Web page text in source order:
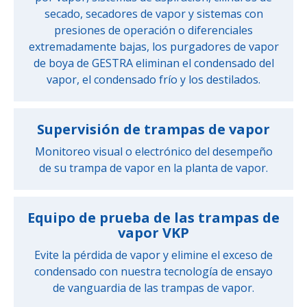
secado, secadores de vapor y sistemas con
presiones de operación o diferenciales
extremadamente bajas, los purgadores de vapor
de boya de GESTRA eliminan el condensado del
vapor, el condensado frío y los destilados.
Supervisión de trampas de vapor
Monitoreo visual o electrónico del desempeño
de su trampa de vapor en la planta de vapor.
Equipo de prueba de las trampas de
vapor VKP
Evite la pérdida de vapor y elimine el exceso de
condensado con nuestra tecnología de ensayo
de vanguardia de las trampas de vapor.